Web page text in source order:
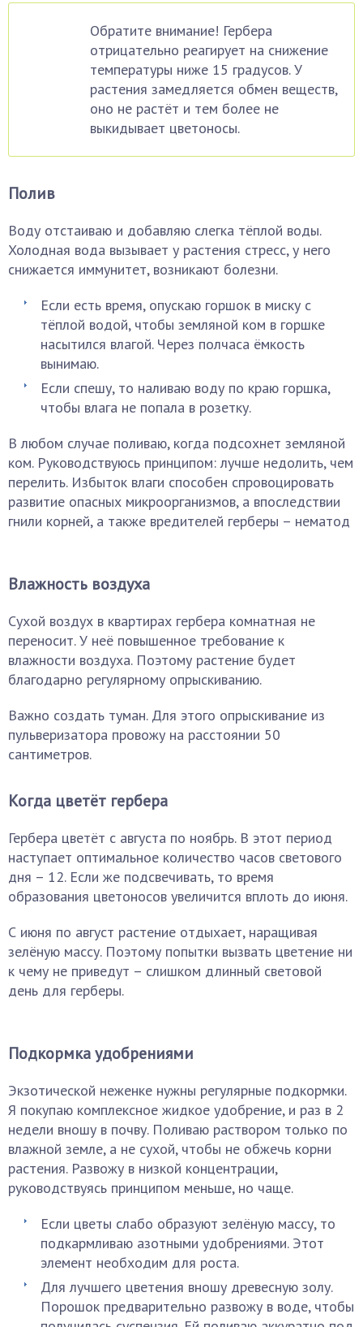
Обратите внимание! Гербера
отрицательно реагирует на снижение
температуры ниже 15 градусов. У
растения замедляется обмен веществ,
оно не растёт и тем более не
выкидывает цветоносы.
Полив
Воду отстаиваю и добавляю слегка тёплой воды.
Холодная вода вызывает у растения стресс, у него
снижается иммунитет, возникают болезни.
Если есть время, опускаю горшок в миску с
тёплой водой, чтобы земляной ком в горшке
насытился влагой. Через полчаса ёмкость
вынимаю.
Если спешу, то наливаю воду по краю горшка,
чтобы влага не попала в розетку.
В любом случае поливаю, когда подсохнет земляной
ком. Руководствуюсь принципом: лучше недолить, чем
перелить. Избыток влаги способен спровоцировать
развитие опасных микроорганизмов, а впоследствии
гнили корней, а также вредителей герберы – нематод
Влажность воздуха
Сухой воздух в квартирах гербера комнатная не
переносит. У неё повышенное требование к
влажности воздуха. Поэтому растение будет
благодарно регулярному опрыскиванию.
Важно создать туман. Для этого опрыскивание из
пульверизатора провожу на расстоянии 50
сантиметров.
Когда цветёт гербера
Гербера цветёт с августа по ноябрь. В этот период
наступает оптимальное количество часов светового
дня – 12. Если же подсвечивать, то время
образования цветоносов увеличится вплоть до июня.
С июня по август растение отдыхает, наращивая
зелёную массу. Поэтому попытки вызвать цветение ни
к чему не приведут – слишком длинный световой
день для герберы.
Подкормка удобрениями
Экзотической неженке нужны регулярные подкормки.
Я покупаю комплексное жидкое удобрение, и раз в 2
недели вношу в почву. Поливаю раствором только по
влажной земле, а не сухой, чтобы не обжечь корни
растения. Развожу в низкой концентрации,
руководствуясь принципом меньше, но чаще.
Если цветы слабо образуют зелёную массу, то
подкармливаю азотными удобрениями. Этот
элемент необходим для роста.
Для лучшего цветения вношу древесную золу.
Порошок предварительно развожу в воде, чтобы